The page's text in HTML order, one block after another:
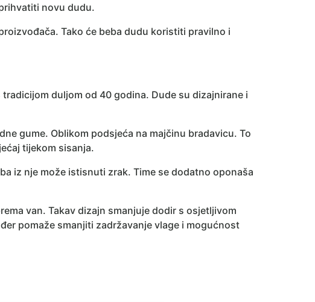
novu dudu.
Tako će beba dudu koristiti pravilno i
tradicijom duljom od 40 godina. Dude su dizajnirane i
gume. Oblikom podsjeća na majčinu bradavicu. To
tijekom sisanja.
iz nje može istisnuti zrak. Time se dodatno oponaša
van. Takav dizajn smanjuje dodir s osjetljivom
pomaže smanjiti zadržavanje vlage i mogućnost